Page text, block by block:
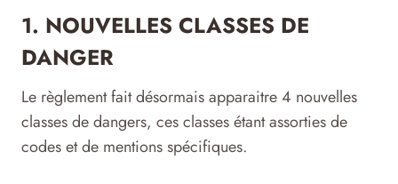
1. NOUVELLES CLASSES DE
DANGER
Le règlement fait désormais apparaitre 4 nouvelles
classes de dangers, ces classes étant assorties de
codes et de mentions spécifiques.